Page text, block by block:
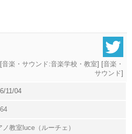
音楽・サウンド:音楽学校・教室] [音楽・
サウンド]
11/04
ノ教室luce（ルーチェ）